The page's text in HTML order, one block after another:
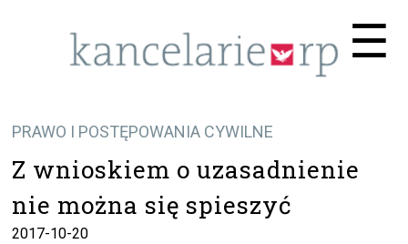
☰
PRAWO I POSTĘPOWANIA CYWILNE
Z wnioskiem o uzasadnienie
nie można się spieszyć
2017-10-20